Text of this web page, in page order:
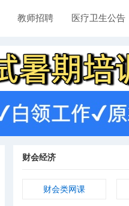
教师招聘 医疗卫生公告
财会经济
财会类网课